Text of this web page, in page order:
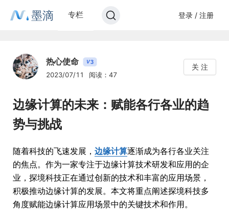
墨滴 专栏 登录 / 注册
热心使命 V3
2023/07/11 阅读：47
关 注
边缘计算的未来：赋能各行各业的趋
势与挑战
随着科技的飞速发展， 边缘计算逐渐成为各行各业关注
的焦点。作为一家专注于边缘计算技术研发和应用的企
业，探境科技正在通过创新的技术和丰富的应用场景，
积极推动边缘计算的发展。本文将重点阐述探境科技多
角度赋能边缘计算应用场景中的关键技术和作用。